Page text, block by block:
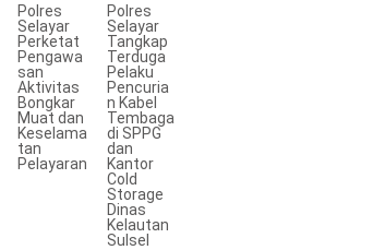
Polres
Selayar
Perketat
Pengawa
san
Aktivitas
Bongkar
Muat dan
Keselama
tan
Pelayaran
Polres
Selayar
Tangkap
Terduga
Pelaku
Pencuria
n Kabel
Tembaga
di SPPG
dan
Kantor
Cold
Storage
Dinas
Kelautan
Sulsel